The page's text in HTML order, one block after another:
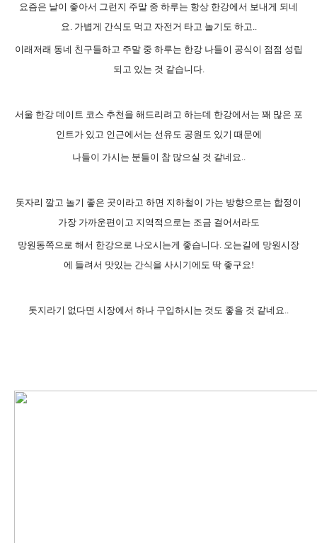
요즘은 날이 좋아서 그런지 주말 중 하루는 항상 한강에서 보내게 되네
요. 가볍게 간식도 먹고 자전거 타고 놀기도 하고..
이래저래 동네 친구들하고 주말 중 하루는 한강 나들이 공식이 점점 성립
되고 있는 것 같습니다.
서울 한강 데이트 코스 추천을 해드리려고 하는데 한강에서는 꽤 많은 포
인트가 있고 인근에서는 선유도 공원도 있기 때문에
나들이 가시는 분들이 참 많으실 것 같네요..
돗자리 깔고 놀기 좋은 곳이라고 하면 지하철이 가는 방향으로는 합정이
가장 가까운편이고 지역적으로는 조금 걸어서라도
망원동쪽으로 해서 한강으로 나오시는게 좋습니다. 오는길에 망원시장
에 들려서 맛있는 간식을 사시기에도 딱 좋구요!
돗지라기 없다면 시장에서 하나 구입하시는 것도 좋을 것 같네요..